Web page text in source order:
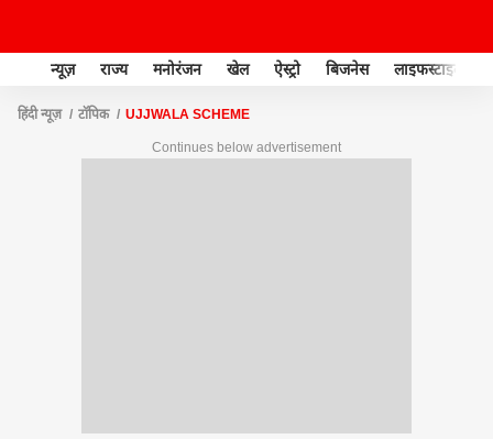
न्यूज़ राज्य मनोरंजन खेल ऐस्ट्रो बिजनेस लाइफस्टाइल
हिंदी न्यूज़ टॉपिक UJJWALA SCHEME
Continues below advertisement